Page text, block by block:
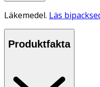
Läkemedel. Läs
Produktfakta